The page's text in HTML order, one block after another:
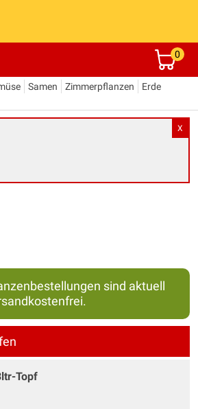
0
Samen Zimmerpflanzen
Erde
X
sind aktuell
Topf